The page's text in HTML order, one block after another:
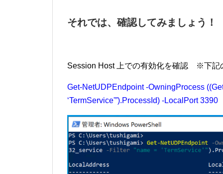
それでは、確認してみましょう！
Session Host 上での有効化を確認 ※下記
Get-NetUDPEndpoint -OwningProcess
‘TermService'”).ProcessId) -LocalPort 3390